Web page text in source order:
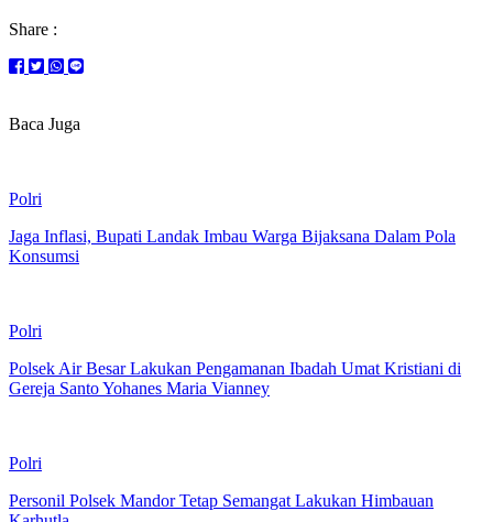
Share :
Baca Juga
Polri
Jaga Inflasi, Bupati Landak Imbau Warga Bijaksana Dalam Pola
Konsumsi
Polri
Polsek Air Besar Lakukan Pengamanan Ibadah Umat Kristiani di
Gereja Santo Yohanes Maria Vianney
Polri
Personil Polsek Mandor Tetap Semangat Lakukan Himbauan